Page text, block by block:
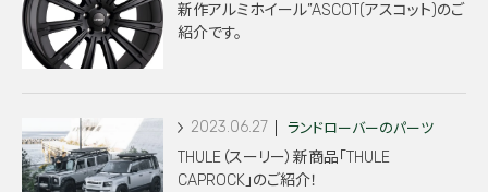
新作アルミホイール”ASCOT(アスコット)のご
紹介です。
2023.06.27 ランドローバーのパーツ
THULE（スーリー）新商品「THULE
CAPROCK」のご紹介！